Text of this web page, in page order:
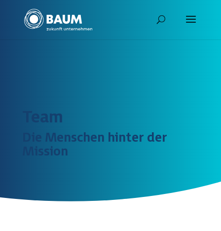
Team
Die Menschen hinter der
Mission